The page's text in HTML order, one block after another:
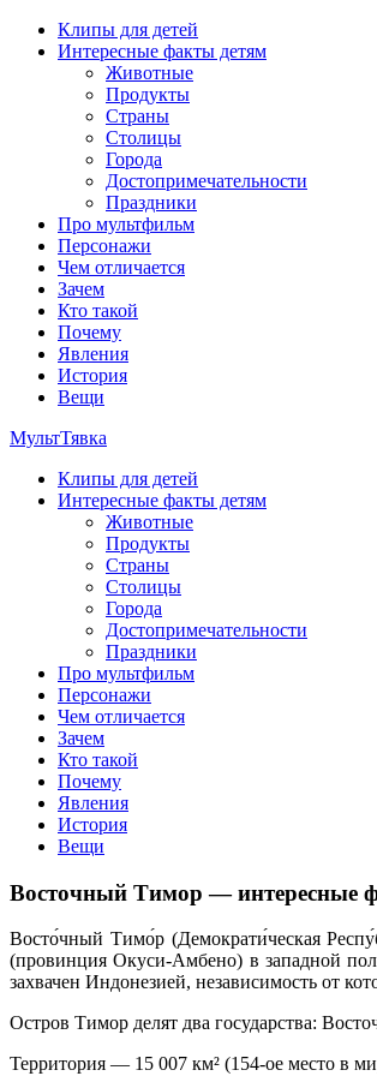
Перейти
содержимому
Клипы для детей
Интересные факты детям
Животные
Продукты
Страны
Столицы
Города
Достопримечательности
Праздники
Про мультфильм
Персонажи
Чем отличается
Зачем
Кто такой
Почему
Явления
История
Вещи
МультТявка
интересные факты про страны, столицы и
мультфильмов
Клипы для детей
Интересные факты детям
Животные
Продукты
Страны
Столицы
Города
Достопримечательности
Праздники
Про мультфильм
Персонажи
Чем отличается
Зачем
Кто такой
Почему
Явления
История
Вещи
Восточный Тимор — интересные
Восто́чный Тимо́р (Демократи́ческая
(провинция Окуси-Амбено) в западной
захвачен Индонезией, независимость от
Остров Тимор делят два государства:
Территория — 15 007 км² (154-ое место в